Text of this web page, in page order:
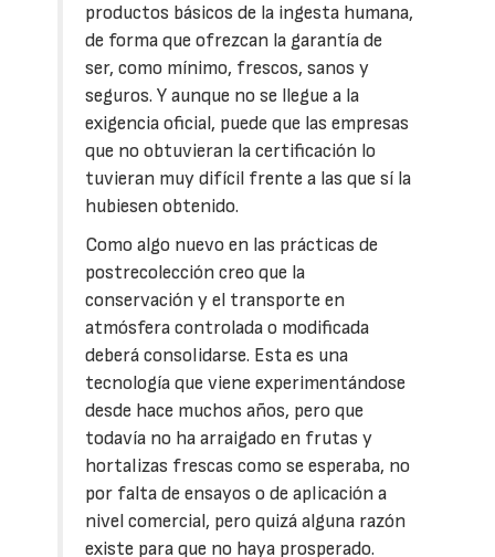
productos básicos de la ingesta humana,
de forma que ofrezcan la garantía de
ser, como mínimo, frescos, sanos y
seguros. Y aunque no se llegue a la
exigencia oficial, puede que las empresas
que no obtuvieran la certificación lo
tuvieran muy difícil frente a las que sí la
hubiesen obtenido.
Como algo nuevo en las prácticas de
postrecolección creo que la
conservación y el transporte en
atmósfera controlada o modificada
deberá consolidarse. Esta es una
tecnología que viene experimentándose
desde hace muchos años, pero que
todavía no ha arraigado en frutas y
hortalizas frescas como se esperaba, no
por falta de ensayos o de aplicación a
nivel comercial, pero quizá alguna razón
existe para que no haya prosperado.